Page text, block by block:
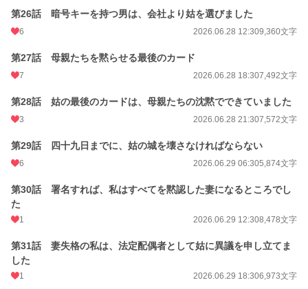
第26話 暗号キーを持つ男は、会社より姑を選びました
6 2026.06.28 12:309,360文字
第27話 母親たちを黙らせる最後のカード
7 2026.06.28 18:307,492文字
第28話 姑の最後のカードは、母親たちの沈黙でできていました
3 2026.06.28 21:307,572文字
第29話 四十九日までに、姑の城を壊さなければならない
6 2026.06.29 06:305,874文字
第30話 署名すれば、私はすべてを黙認した妻になるところでし
た
1 2026.06.29 12:308,478文字
第31話 妻失格の私は、法定配偶者として姑に異議を申し立てま
した
1 2026.06.29 18:306,973文字